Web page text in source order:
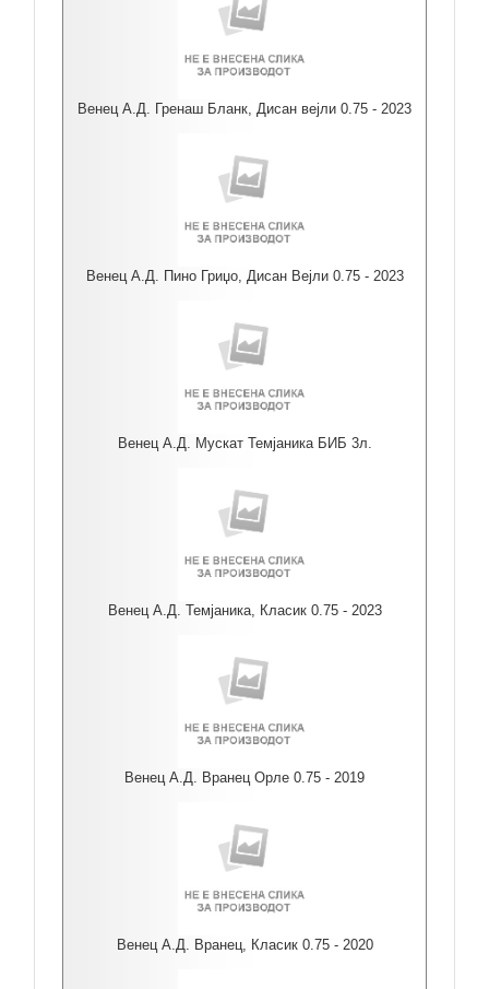
Венец А.Д. Гренаш Бланк, Дисан вејли 0.75 - 2023
Венец А.Д. Пино Гриџо, Дисан Вејли 0.75 - 2023
Венец А.Д. Мускат Темјаника БИБ 3л.
Венец А.Д. Темјаника, Класик 0.75 - 2023
Венец А.Д. Вранец Орле 0.75 - 2019
Венец А.Д. Вранец, Класик 0.75 - 2020